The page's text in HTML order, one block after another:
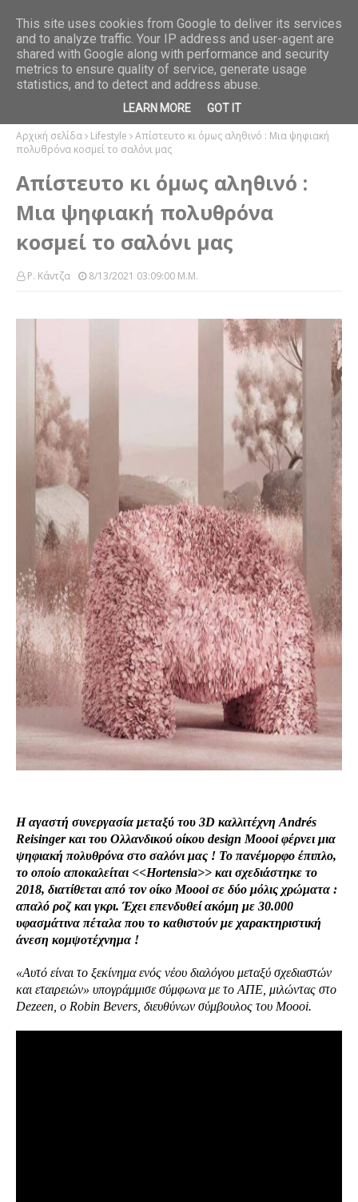
Όλη η Αθήνα βρέθηκε στο λαμπερό opening του DINAS eat
real
FOOD
Αρχική σελίδα Lifestyle
Απίστευτο κι όμως αληθινό : Μια ψηφιακή
πολυθρόνα κοσμεί το σαλόνι μας
Απίστευτο κι όμως αληθινό :
Μια ψηφιακή πολυθρόνα
κοσμεί το σαλόνι μας
Ρ. Κάντζα 8/13/2021 03:09:00 Μ.μ.
Η αγαστή συνεργασία μεταξύ του 3D καλλιτέχνη Andrés
Reisinger και του Ολλανδικού οίκου design Moooi φέρνει μια
ψηφιακή πολυθρόνα στο σαλόνι μας ! Το πανέμορφο έπιπλο,
το οποίο αποκαλείται <<Hortensia>> και σχεδιάστηκε το
2018, διατίθεται από τον οίκο Moooi σε δύο μόλις χρώματα :
απαλό ροζ και γκρι. Έχει επενδυθεί ακόμη με 30.000
υφασμάτινα πέταλα που το καθιστούν με χαρακτηριστική
άνεση κομψοτέχνημα !
«Αυτό είναι το ξεκίνημα ενός νέου διαλόγου μεταξύ σχεδιαστών
και εταιρειών» υπογράμμισε σύμφωνα με το ΑΠΕ, μιλώντας στο
Dezeen, ο Robin Bevers, διευθύνων σύμβουλος του Moooi.
This site uses cookies from Google to deliver its services
and to analyze traffic. Your IP address and user-agent are
shared with Google along with performance and security
metrics to ensure quality of service, generate usage
statistics, and to detect and address abuse.
LEARN MORE GOT IT